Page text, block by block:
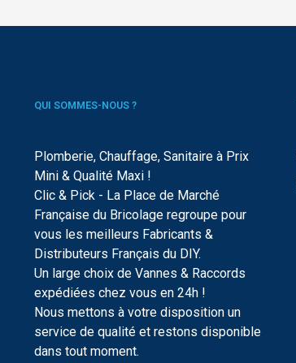
QUI SOMMES-NOUS ?
Plomberie, Chauffage, Sanitaire à Prix
Mini & Qualité Maxi !
Clic & Pick - La Place de Marché
Française du Bricolage regroupe pour
vous les meilleurs Fabricants &
Distributeurs Français du DIY.
Un large choix de Vannes & Raccords
expédiées chez vous en 24h !
Nous mettons à votre disposition un
service de qualité et restons disponible
dans tout moment.